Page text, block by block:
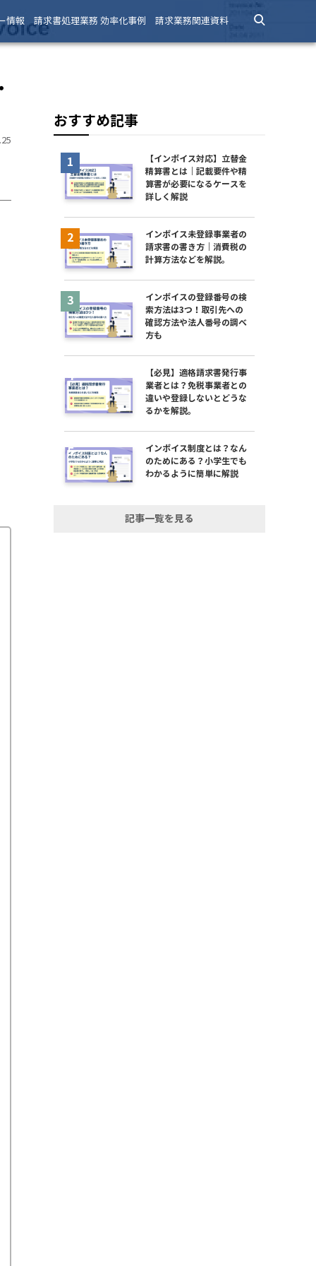
情報 請求書処理業務 効率化事例 請求業務関連資料
おすすめ記事
【インボイス対応】立替金
精算書とは｜記載要件や精
算書が必要になるケースを
詳しく解説
インボイス未登録事業者の
請求書の書き方｜消費税の
計算方法などを解説。
インボイスの登録番号の検
索方法は3つ！取引先への
確認方法や法人番号の調べ
方も
【必見】適格請求書発行事
業者とは？免税事業者との
違いや登録しないとどうな
るかを解説。
インボイス制度とは？なん
のためにある？小学生でも
わかるように簡単に解説
記事一覧を見る